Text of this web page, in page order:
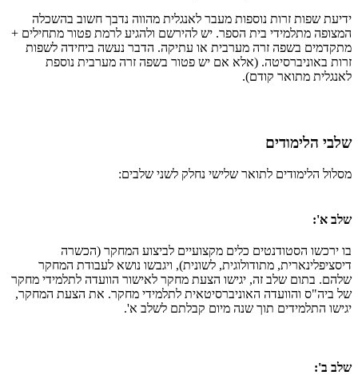
ידיעת שפות זרות נוספות מעבר לאנגלית מהווה נדבך חשוב בהשכלה
המצופה מתלמידי בית הספר. יש להירשם ולהגיע לרמת פטור מתחילים +
מתקדמים בשפה זרה מערבית או עתיקה. הדבר נעשה ביחידה לשפות
זרות באוניברסיטה. (אלא אם יש פטור בשפה זרה מערבית נוספת
לאנגלית מתואר קודם).
שלבי הלימודים
מסלול הלימודים לתואר שלישי נחלק לשני שלבים:
​שלב א':
בו ירכשו הסטודנטים כלים מקצועיים לביצוע המחקר (הכשרה
דיסציפלינארית, מתודולוגית, לשונית), ויגבשו נושא לעבודת המחקר
שלהם. בתום שלב זה, יגישו הצעת מחקר לאישור הוועדה לתלמידי מחקר
של ביה"ס והוועדה האוניברסיטאית לתלמידי מחקר. את הצעת המחקר,
יגישו התלמידים תוך שנה מיום קבלתם לשלב א'.
שלב ב':